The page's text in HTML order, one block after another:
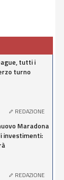
tutti i
turno
REDAZIONE
Maradona
investimenti:
REDAZIONE